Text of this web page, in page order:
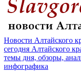
Новости Алтайского
сегодня Алтайского
темы дня, обзоры,
инфографика